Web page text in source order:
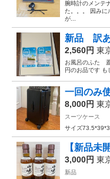
腕時計のメンテ
た。。。 因みに
が...
新品 訳
2,560円 東
お風呂のふた
円のお品です も
一回の
8,000円 東
スーツケース
サイズ
【新品未
3,000円 東
新品